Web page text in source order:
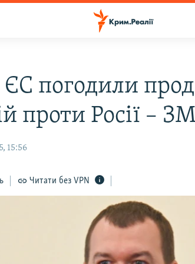
погодили
проти Росії –
15:56
Читати без VPN